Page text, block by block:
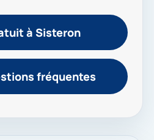
à Sisteron
fréquentes